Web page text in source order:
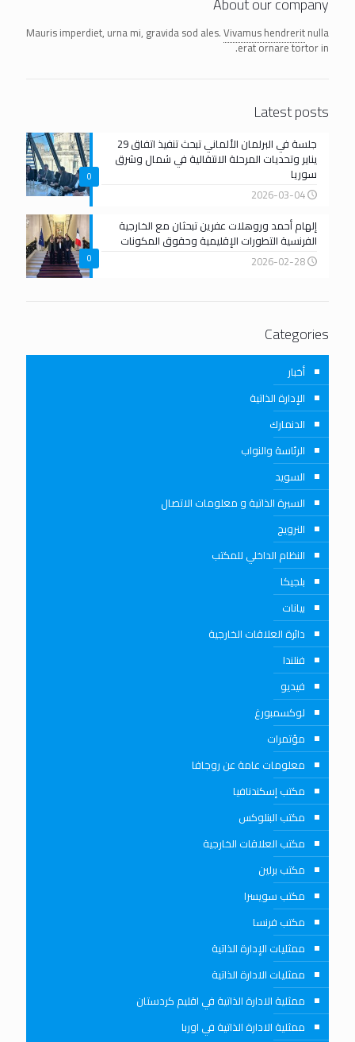
Mauris imperdiet, urna mi, gravida sod ales.Vivamus hendreritnulla
erat ornare tortor in.
Latest posts
0
جلسة في البرلمان الألماني تبحث تنفيذ اتفاق 29
يناير وتحديات المرحلة الانتقالية في شمال وشرق
سوريا
2026-03-04
0
إلهام أحمد وروهلات عفرين تبحثان مع الخارجية
الفرنسية التطورات الإقليمية وحقوق المكونات
2026-02-28
Categories
أخبار
الإدارة الذاتية
الدنمارك
الرئاسة والنواب
السويد
السيرة الذاتية و معلومات الاتصال
النرويج
النظام الداخلي للمكتب
بلجيكا
بيانات
دائرة العلاقات الخارجية
فنلندا
فيديو
لوكسمبورغ
مؤتمرات
معلومات عامة عن روجافا
مكتب إسكندنافيا
مكتب البنلوكس
مكتب العلاقات الخارجية
مكتب برلين
مكتب سويسرا
مكتب فرنسا
ممثليات الإدارة الذاتية
ممثليات الادارة الذاتية
ممثلية الادارة الذاتية في اقليم كردستان
ممثلية الادارة الذاتية في اوربا